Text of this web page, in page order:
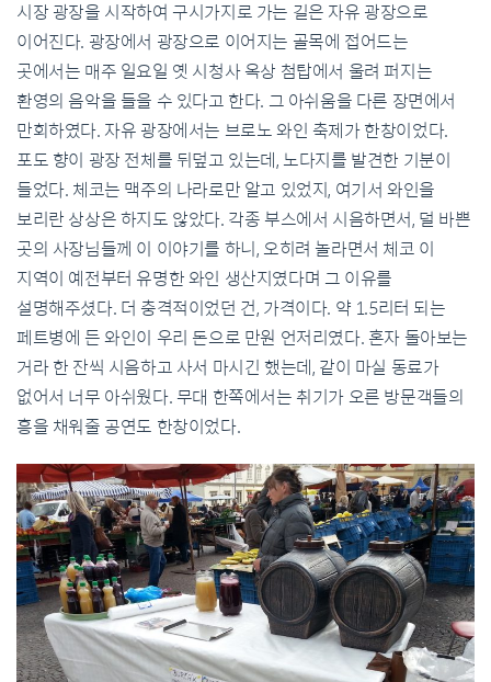
시장 광장을 시작하여 구시가지로 가는 길은 자유 광장으로
이어진다. 광장에서 광장으로 이어지는 골목에 접어드는
곳에서는 매주 일요일 옛 시청사 옥상 첨탑에서 울려 퍼지는
환영의 음악을 들을 수 있다고 한다. 그 아쉬움을 다른 장면에서
만회하였다. 자유 광장에서는 브로노 와인 축제가 한창이었다.
포도 향이 광장 전체를 뒤덮고 있는데, 노다지를 발견한 기분이
들었다. 체코는 맥주의 나라로만 알고 있었지, 여기서 와인을
보리란 상상은 하지도 않았다. 각종 부스에서 시음하면서, 덜 바쁜
곳의 사장님들께 이 이야기를 하니, 오히려 놀라면서 체코 이
지역이 예전부터 유명한 와인 생산지였다며 그 이유를
설명해주셨다. 더 충격적이었던 건, 가격이다. 약 1.5리터 되는
페트병에 든 와인이 우리 돈으로 만원 언저리였다. 혼자 돌아보는
거라 한 잔씩 시음하고 사서 마시긴 했는데, 같이 마실 동료가
없어서 너무 아쉬웠다. 무대 한쪽에서는 취기가 오른 방문객들의
흥을 채워줄 공연도 한창이었다.